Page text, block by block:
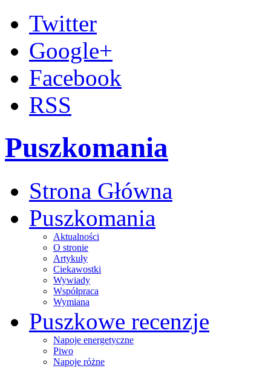
Twitter
Google+
Facebook
RSS
Puszkomania
Strona Główna
Puszkomania
Aktualności
O stronie
Artykuły
Ciekawostki
Wywiady
Współpraca
Wymiana
Puszkowe recenzje
Napoje energetyczne
Piwo
Napoje różne